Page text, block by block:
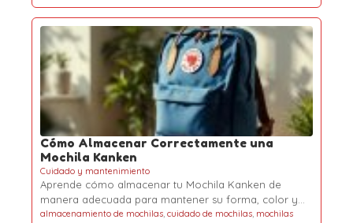
Cómo Almacenar Correctamente una
Mochila Kanken
Cuidado y mantenimiento
Aprende cómo almacenar tu Mochila Kanken de
manera adecuada para mantener su forma, color y…
almacenamiento de mochilas, cuidado de mochilas, mochilas